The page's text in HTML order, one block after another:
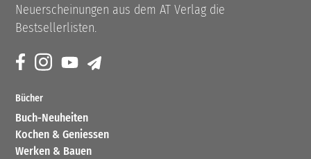
Neuerscheinungen aus dem AT Verlag die
Bestsellerlisten.
Bücher
Buch-Neuheiten
Kochen & Geniessen
Werken & Bauen